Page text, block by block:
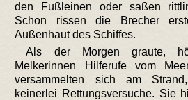
den Fußleinen oder saßen
Schon rissen die Brecher
Außenhaut des Schiffes.
Als der Morgen graute,
Melkerinnen Hilferufe vom
versammelten sich am
keinerlei Rettungsversuche. Sie